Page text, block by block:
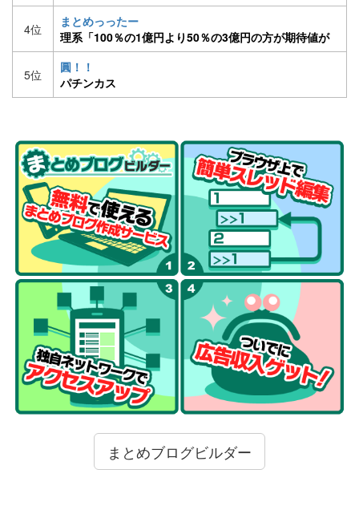
4位
まとめっったー
理系「100％の1億円より50％の3億円の方が期待値が
高い。1億を選ぶやつは馬鹿」文系ワイ「はえー」
5位
圓！！
パチンカス
まとめブログビルダー